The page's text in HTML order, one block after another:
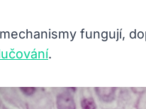
fungují,
.